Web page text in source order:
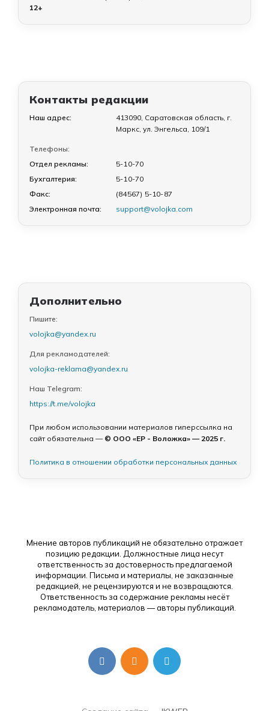
12+
Контакты редакции
Наш адрес:
413090, Саратовская область, г.
Маркс, ул. Энгельса, 109/1
Телефоны:
Отдел рекламы:
5-10-70
Бухгалтерия:
5-10-70
Факс:
(84567) 5-10-87
Электронная почта:
support@volojka.com
Дополнительно
Пишите:
volojka@yandex.ru
Для рекламодателей:
volojka-reklama@yandex.ru
Наш Telegram:
https://t.me/volojka
При любом использовании материалов гиперссылка на
сайт обязательна — © ООО «ЕР - Воложка» — 2025 г.
Политика в отношении обработки персональных данных
Мнение авторов публикаций не обязательно отражает
позицию редакции. Должностные лица несут
ответственность за достоверность предлагаемой
информации. Письма и материалы, не заказанные
редакцией, не рецензируются и не возвращаются.
Ответственность за содержание рекламы несёт
рекламодатель, материалов — авторы публикаций.